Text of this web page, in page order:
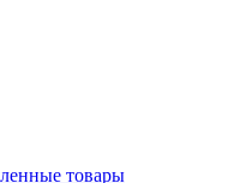
товары